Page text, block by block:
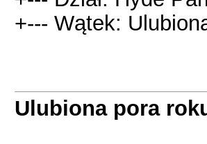
+--- Wątek:
Ulubiona pora